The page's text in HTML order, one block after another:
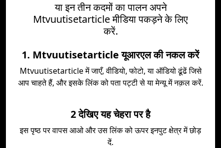
या इन तीन कदमों का पालन अपने
Mtvuutisetarticle मीडिया पकड़ने के लिए
करें.
1. Mtvuutisetarticle यूआरएल की नकल करें
Mtvuutisetarticle में जाएँ, वीडियो, फोटो, या ऑडियो ढूंढें जिसे
आप चाहते हैं, और इसके लिंक को पता पट्टी से या मेन्यू में नक़ल करें.
2 देखिए यह चेहरा पर है
इस पृष्ठ पर वापस आओ और उस लिंक को ऊपर इनपुट क्षेत्र में छोड़
दें.